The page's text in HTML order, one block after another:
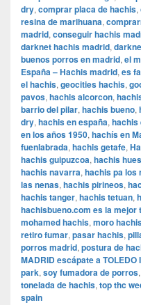
dry, comprar placa de hachis,
resina de marihuana,
madrid, conseguir hachis
darknet hachis madrid,
buenos porros en madrid, el
España – Hachis madrid, es
el hachis, geocities hachis,
pavos, hachis alcorcon,
barrio del pilar, hachis bueno,
dry, hachis en españa, hachis
en los años 1950, hachís en
fuenlabrada, hachis getafe,
hachis guipuzcoa, hachis
hachis navarra, hachis pa los
las nenas, hachis pirineos,
hachis tanger, hachis tetuan,
hachisbueno.com es la mejor
mohamed hachis, moro
retiro fumar, pasar hachis,
porros madrid, postura de
MADRID escápate a TOLEDO
park, soy fumadora de porros,
tonelada de hachis, top thc
spain